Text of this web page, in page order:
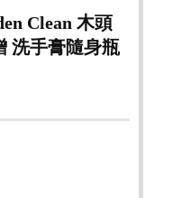
Clean 木頭
洗手膏隨身瓶